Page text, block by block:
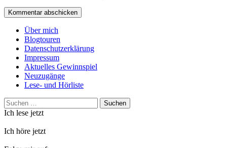
Über mich
Blogtouren
Datenschutzerklärung
Impressum
Aktuelles Gewinnspiel
Neuzugänge
Lese- und Hörliste
Suchen
nach:
Ich lese jetzt
Ich höre jetzt